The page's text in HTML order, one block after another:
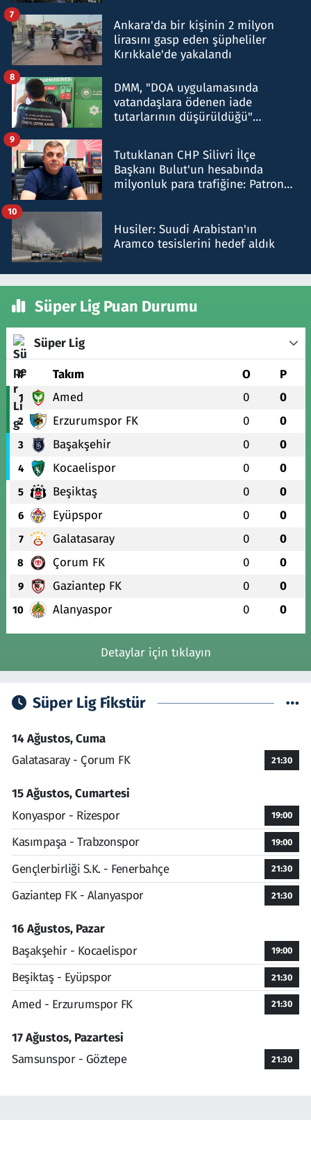
Ankara'da bir kişinin 2 milyon
lirasını gasp eden şüpheliler
Kırıkkale'de yakalandı
7
DMM, "DOA uygulamasında
vatandaşlara ödenen iade
tutarlarının düşürüldüğü"
8
Tutuklanan CHP Silivri İlçe
Başkanı Bulut'un hesabında
milyonluk para trafiğine: Patron
9
Husiler: Suudi Arabistan'ın
Aramco tesislerini hedef aldık
10
Süper Lig Puan Durumu
Süper Lig
# Takım O P
1 Amed 0 0
2 Erzurumspor FK 0 0
3 Başakşehir 0 0
4 Kocaelispor 0 0
5 Beşiktaş 0 0
6 Eyüpspor 0 0
7 Galatasaray 0 0
8 Çorum FK 0 0
9 Gaziantep FK 0 0
10 Alanyaspor 0 0
Detaylar için tıklayın
Süper Lig Fikstür
14 Ağustos, Cuma
Galatasaray - Çorum FK
21:30
15 Ağustos, Cumartesi
Konyaspor - Rizespor
19:00
Kasımpaşa - Trabzonspor 19:00
Gençlerbirliği S.K. - Fenerbahçe 21:30
Gaziantep FK - Alanyaspor 21:30
16 Ağustos, Pazar
Başakşehir - Kocaelispor
19:00
Beşiktaş - Eyüpspor 21:30
Amed - Erzurumspor FK 21:30
17 Ağustos, Pazartesi
Samsunspor - Göztepe
21:30